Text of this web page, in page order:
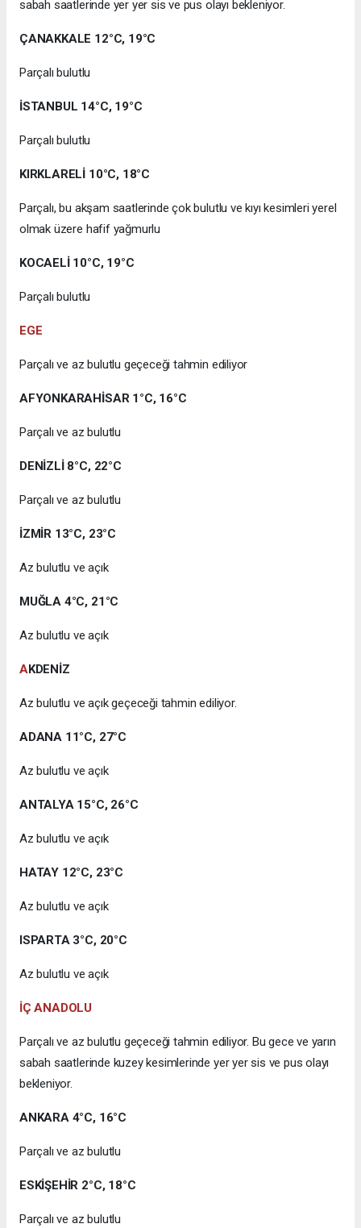
sabah saatlerinde yer yer sis ve pus olayı bekleniyor.
ÇANAKKALE 12°C, 19°C
Parçalı bulutlu
İSTANBUL 14°C, 19°C
Parçalı bulutlu
KIRKLARELİ 10°C, 18°C
Parçalı, bu akşam saatlerinde çok bulutlu ve kıyı kesimleri yerel
olmak üzere hafif yağmurlu
KOCAELİ 10°C, 19°C
Parçalı bulutlu
EGE
Parçalı ve az bulutlu geçeceği tahmin ediliyor
AFYONKARAHİSAR 1°C, 16°C
Parçalı ve az bulutlu
DENİZLİ 8°C, 22°C
Parçalı ve az bulutlu
İZMİR 13°C, 23°C
Az bulutlu ve açık
MUĞLA 4°C, 21°C
Az bulutlu ve açık
AKDENİZ
Az bulutlu ve açık geçeceği tahmin ediliyor.
ADANA 11°C, 27°C
Az bulutlu ve açık
ANTALYA 15°C, 26°C
Az bulutlu ve açık
HATAY 12°C, 23°C
Az bulutlu ve açık
ISPARTA 3°C, 20°C
Az bulutlu ve açık
İÇ ANADOLU
Parçalı ve az bulutlu geçeceği tahmin ediliyor. Bu gece ve yarın
sabah saatlerinde kuzey kesimlerinde yer yer sis ve pus olayı
bekleniyor.
ANKARA 4°C, 16°C
Parçalı ve az bulutlu
ESKİŞEHİR 2°C, 18°C
Parçalı ve az bulutlu